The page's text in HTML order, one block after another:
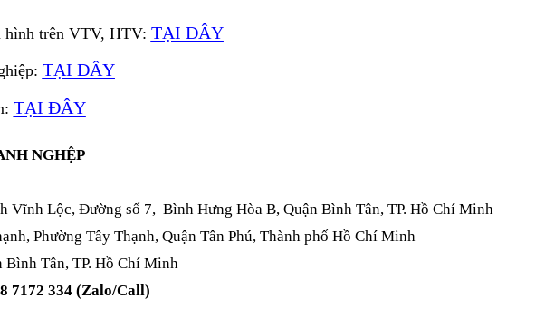
trên VTV, HTV: TẠI ĐÂY
TẠI ĐÂY
TẠI ĐÂY
NGHỆP
Vĩnh Lộc, Đường số 7, Bình Hưng Hòa B, Quận Bình Tân, TP. Hồ Chí Minh
Phường Tây Thạnh, Quận Tân Phú, Thành phố Hồ Chí Minh
Tân, TP. Hồ Chí Minh
7172 334 (Zalo/Call)